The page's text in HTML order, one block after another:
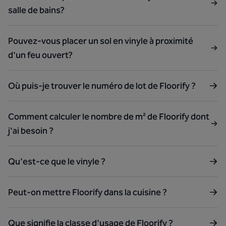
salle de bains?
Pouvez-vous placer un sol en vinyle à proximité
d'un feu ouvert?
Où puis-je trouver le numéro de lot de Floorify ?
Comment calculer le nombre de m² de Floorify dont
j'ai besoin ?
Qu'est-ce que le vinyle ?
Peut-on mettre Floorify dans la cuisine ?
Que signifie la classe d'usage de Floorify ?